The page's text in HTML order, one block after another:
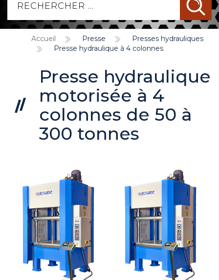
Accueil Presse
Presses hydrauliques
Presse hydraulique à 4 colonnes
Presse hydraulique
motorisée à 4
colonnes de 50 à
300 tonnes